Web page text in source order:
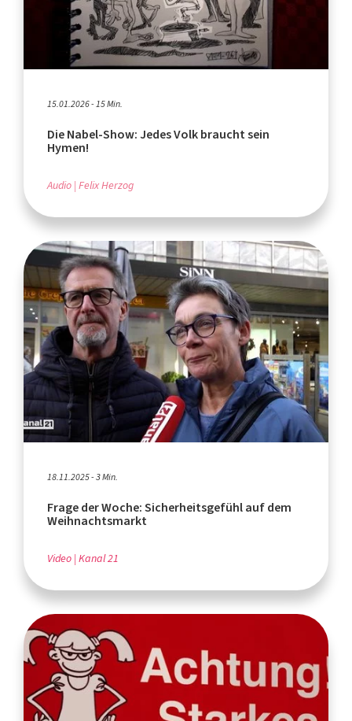
15.01.2026 - 15 Min.
Die Nabel-Show: Jedes Volk braucht sein
Hymen!
Audio Felix Herzog
18.11.2025 - 3 Min.
Frage der Woche: Sicherheitsgefühl auf dem
Weihnachtsmarkt
Video Kanal 21